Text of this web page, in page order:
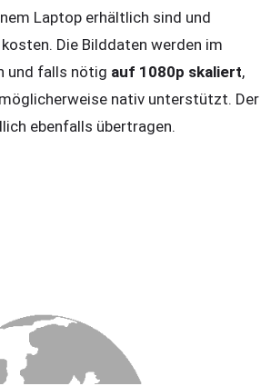
Laptop erhältlich sind und
kosten. Die Bilddaten werden im
und falls nötig auf 1080p skaliert,
nativ unterstützt. Der
ebenfalls übertragen.